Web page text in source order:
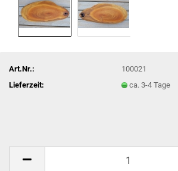
Art.Nr.:
100021
Lieferzeit:
ca. 3-4 Tage